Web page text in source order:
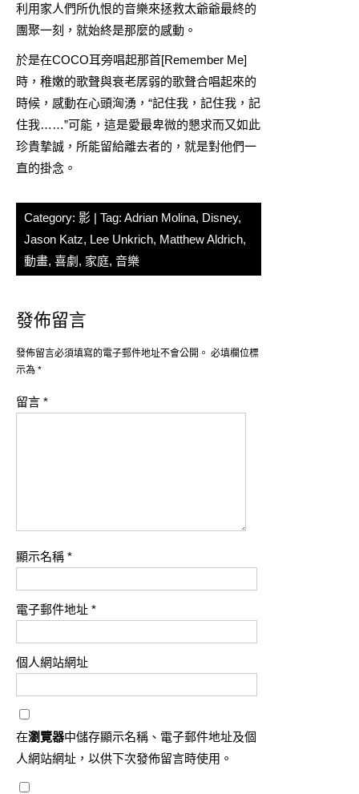
利用家人們所仇恨的音樂來拯救太爺爺最終的
團聚一刻，就始終是那麼的感動。
於是在COCO耳旁唱起那首[Remember Me]
時，稚嫩的歌聲與衰老孱弱的歌聲合唱起來的
時候，感動在心頭洶湧，“記住我，記住我，記
住我……”可能，這是愛最卑微的懇求而又如此
珍貴摯誠，所能留給離去者的，就是對他們一
直的掛念。
Category: 影 | Tag: Adrian Molina, Disney,
Jason Katz, Lee Unkrich, Matthew Aldrich,
動畫, 喜劇 , 家庭, 音樂
發佈留言
發佈留言必須填寫的電子郵件地址不會公開。 必填欄位標
示為 *
留言 *
顯示名稱 *
電子郵件地址 *
個人網站網址
在瀏覽器中儲存顯示名稱、電子郵件地址及個
人網站網址，以供下次發佈留言時使用。